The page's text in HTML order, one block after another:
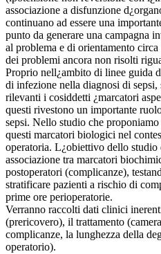
associazione a disfunzione
continuano ad essere una
punto da generare una campagna
al problema e di orientamento
dei problemi ancora non risolti
Proprio nell¿ambito di linee guida
di infezione nella diagnosi di
rilevanti i cosiddetti ¿marcatori
questi rivestono un importante
sepsi. Nello studio che
questi marcatori biologici nel
operatoria. L¿obiettivo dello
associazione tra marcatori
postoperatori (complicanze),
stratificare pazienti a rischio di
prime ore perioperatorie.
Verranno raccolti dati clinici
(prericovero), il trattamento
complicanze, la lunghezza della
operatorio).